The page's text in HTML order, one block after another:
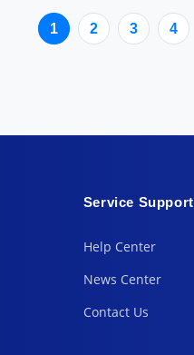
1 2 3 4
Service Support
Help Center
News Center
Contact Us